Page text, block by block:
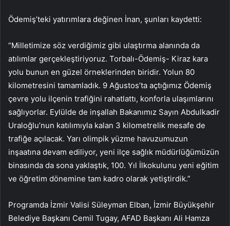
Ödemiş’teki yatırımlara değinen İnan, şunları kaydetti:
“Milletimize söz verdiğimiz gibi ulaştırma alanında da
atılımlar gerçekleştiriyoruz. Torbalı-Ödemiş- Kiraz kara
yolu bunun en güzel örneklerinden biridir. Yolun 80
kilometresini tamamladık. 9 Ağustos’ta açtığımız Ödemiş
çevre yolu ilçenin trafiğini rahatlattı, konforla ulaşımlarını
sağlıyorlar. Eylülde de inşallah Bakanımız Sayın Abdulkadir
Uraloğlu’nun katılımıyla kalan 3 kilometrelik mesafe de
trafiğe açılacak. Yarı olimpik yüzme havuzumuzun
inşaatına devam ediliyor, yeni ilçe sağlık müdürlüğümüzün
binasında da sona yaklaştık, 100. Yıl İlkokulunu yeni eğitim
ve öğretim dönemine tam kadro olarak yetiştirdik.”
Programda İzmir Valisi Süleyman Elban, İzmir Büyükşehir
Belediye Başkanı Cemil Tugay, AFAD Başkanı Ali Hamza